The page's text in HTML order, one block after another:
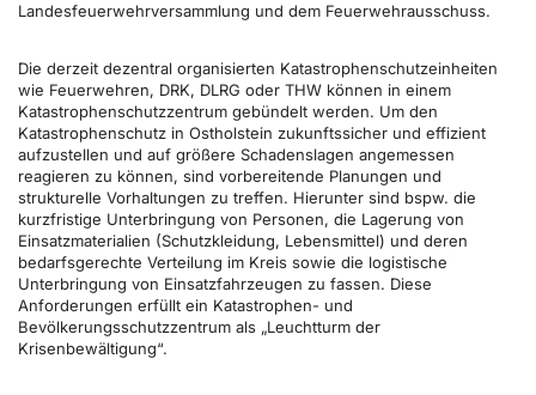
Landesfeuerwehrversammlung und dem Feuerwehrausschuss.
Die derzeit dezentral organisierten Katastrophenschutzeinheiten
wie Feuerwehren, DRK, DLRG oder THW können in einem
Katastrophenschutzzentrum gebündelt werden. Um den
Katastrophenschutz in Ostholstein zukunftssicher und effizient
aufzustellen und auf größere Schadenslagen angemessen
reagieren zu können, sind vorbereitende Planungen und
strukturelle Vorhaltungen zu treffen. Hierunter sind bspw. die
kurzfristige Unterbringung von Personen, die Lagerung von
Einsatzmaterialien (Schutzkleidung, Lebensmittel) und deren
bedarfsgerechte Verteilung im Kreis sowie die logistische
Unterbringung von Einsatzfahrzeugen zu fassen. Diese
Anforderungen erfüllt ein Katastrophen- und
Bevölkerungsschutzzentrum als „Leuchtturm der
Krisenbewältigung“.